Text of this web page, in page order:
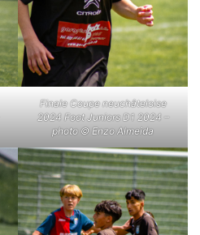
Finale Coupe neuchâteloise
2024 Foot Juniors D1 2024 –
photo © Enzo Almeida